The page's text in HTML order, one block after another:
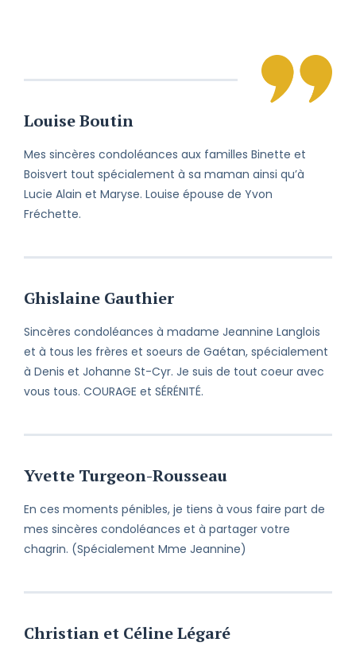
En ces moments pénibles, je tiens à
chagrin.
Malgré les kilomètres qui nous
séparent, je vous prie de bien vouloir
accepter mes sincères condoléances
à vous et à votre famille.
Je suis avec vous chaque jour et
Perdre un être cher est toujours une
épreuve et ce, peu importe les
circonstances. Veuillez recevoir mes
condoléances et croire en mes
respectueux sentiments.
Louise Boutin
Mes sincères condoléances aux familles Binette et
Boisvert tout spécialement à sa maman ainsi qu’à
Lucie Alain et Maryse. Louise épouse de Yvon
Fréchette.
Ghislaine Gauthier
Sincères condoléances à madame Jeannine Langlois
et à tous les frères et soeurs de Gaétan, spécialement
à Denis et Johanne St-Cyr. Je suis de tout coeur avec
vous tous. COURAGE et SÉRÉNITÉ.
Yvette Turgeon-Rousseau
En ces moments pénibles, je tiens à vous faire part de
mes sincères condoléances et à partager votre
chagrin. (Spécialement Mme Jeannine)
Christian et Céline Légaré